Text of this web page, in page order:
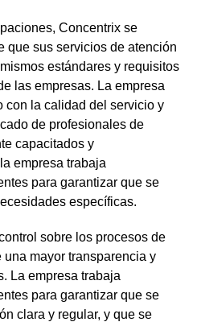
Concentrix se
que sus servicios de atención
estándares y requisitos
las empresas. La empresa
con la calidad del servicio y
de profesionales de
capacitados y
empresa trabaja
para garantizar que se
específicas.
sobre los procesos de
mayor transparencia y
La empresa trabaja
para garantizar que se
clara y regular, y que se